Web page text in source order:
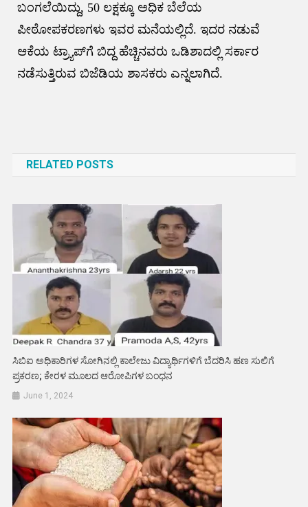
ಬಂಗಲೆಯಿದ್ದು, 50 ಲಕ್ಷಕ್ಕೂ ಅಧಿಕ ಬೆಲೆಯ
ಪೀಠೋಪಕರಣಗಳು ಇವರ ಮನೆಯಲ್ಲಿದೆ. ಇದರ ನಡುವೆ
ಆಕೆಯ ಟ್ರ್ಯಾಪ್‌ಗೆ ಬಿದ್ದ ಹೆಚ್ಚಿನವರು ಒಡಿಶಾದಲ್ಲಿ ಸರ್ಕಾರ
ನಡೆಸುತ್ತಿರುವ ಬಿಜೆಡಿಯ ಶಾಸಕರು ಎನ್ನಲಾಗಿದೆ.
RELATED POSTS
ಸಿಬಿಐ ಅಧಿಕಾರಿಗಳ ಸೋಗಿನಲ್ಲಿ ಕಾಲೇಜು ವಿದ್ಯಾರ್ಥಿಗಳಿಗೆ ಬೆದರಿಸಿ ಹಣ ಸುಲಿಗೆ
ಪ್ರಕರಣ; ಕೇರಳ ಮೂಲದ ಆರೋಪಿಗಳ ಬಂಧನ
June 1, 2024